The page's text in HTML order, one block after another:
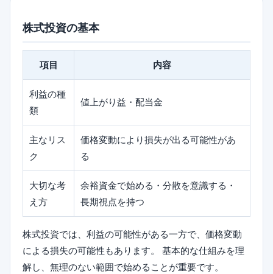
株式投資の基本
項目 内容
利益の種
類
値上がり益・配当金
主なリス
ク
価格変動により損失が出る可能性があ
る
大切な考
え方
余裕資金で始める・分散を意識する・
長期視点を持つ
株式投資では、利益の可能性がある一方で、価格変動
による損失の可能性もあります。 基本的な仕組みを理
解し、無理のない範囲で始めることが重要です。